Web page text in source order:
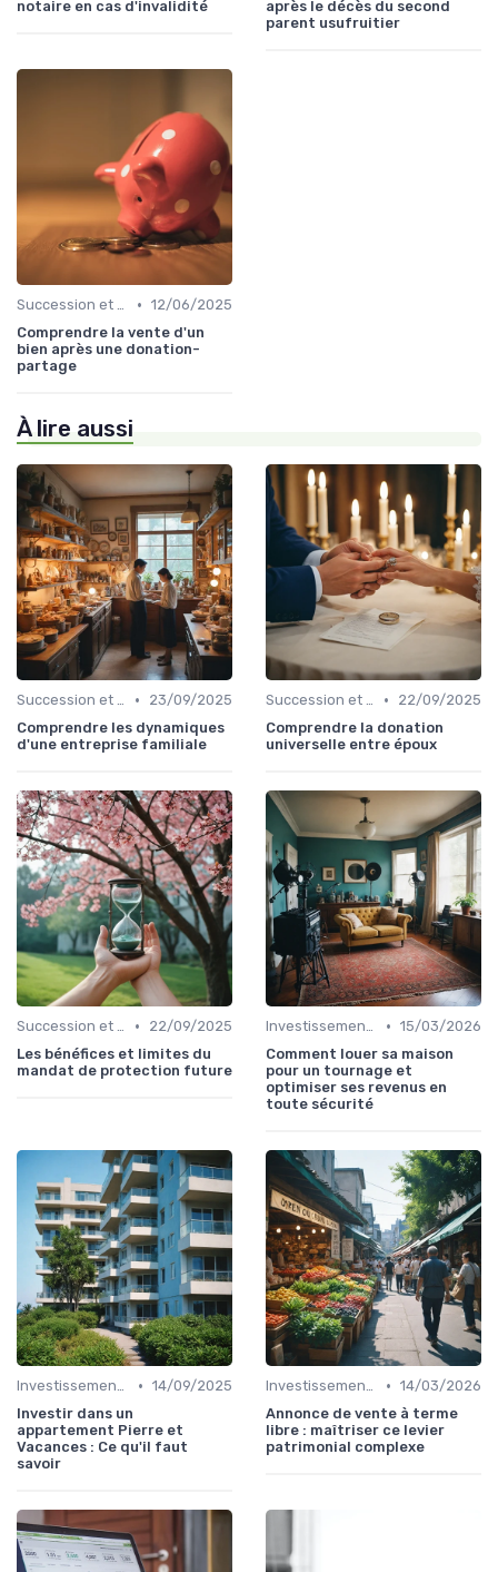
notaire en cas d'invalidité
après le décès du second
parent usufruitier
Succession et Transmission de Patrimoine • 12/06/2025
Comprendre la vente d'un
bien après une donation-
partage
À lire aussi
Succession et Transmission de Patrimoine •
23/09/2025
Comprendre les dynamiques
d'une entreprise familiale
Succession et Transmission de Patrimoine •
22/09/2025
Comprendre la donation
universelle entre époux
Succession et Transmission de Patrimoine •
22/09/2025
Les bénéfices et limites du
mandat de protection future
Investissement Immobilier • 15/03/2026
Comment louer sa maison
pour un tournage et
optimiser ses revenus en
toute sécurité
Investissement Immobilier • 14/09/2025
Investir dans un
appartement Pierre et
Vacances : Ce qu'il faut
savoir
Investissement Immobilier • 14/03/2026
Annonce de vente à terme
libre : maîtriser ce levier
patrimonial complexe